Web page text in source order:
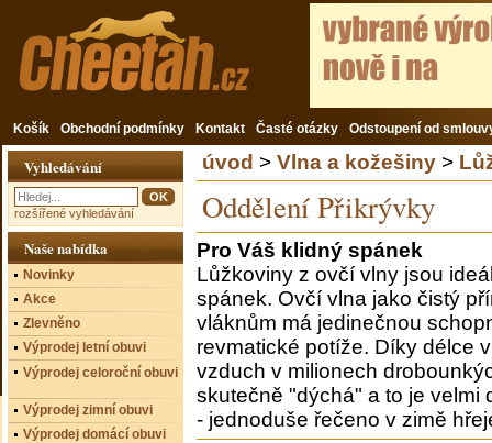
Košík Obchodní podmínky Kontakt Časté otázky Odstoupení od
úvod > Vlna a kožešiny >
Oddělení Přikrývky
Pro Váš klidný spánek
Lůžkoviny z ovčí vlny jsou
spánek. Ovčí vlna jako čistý
vláknům má jedinečnou
revmatické potíže. Díky délce
vzduch v milionech
skutečně "dýchá" a to je velmi
- jednoduše řečeno v zimě
Vyhledávání
rozšířené vyhledávání
Naše nabídka
Novinky
Akce
Zlevněno
Výprodej letní obuvi
Výprodej celoroční obuvi
Výprodej zimní obuvi
Výprodej domácí obuvi